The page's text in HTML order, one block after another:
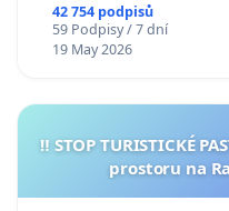
42 754 podpisů
59 Podpisy / 7 dní
19 May 2026
‼️ STOP TURISTICKÉ
prostoru na